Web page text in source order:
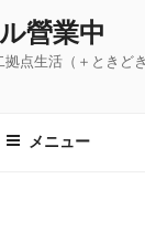
營業中
点生活（＋ときど
メニュー